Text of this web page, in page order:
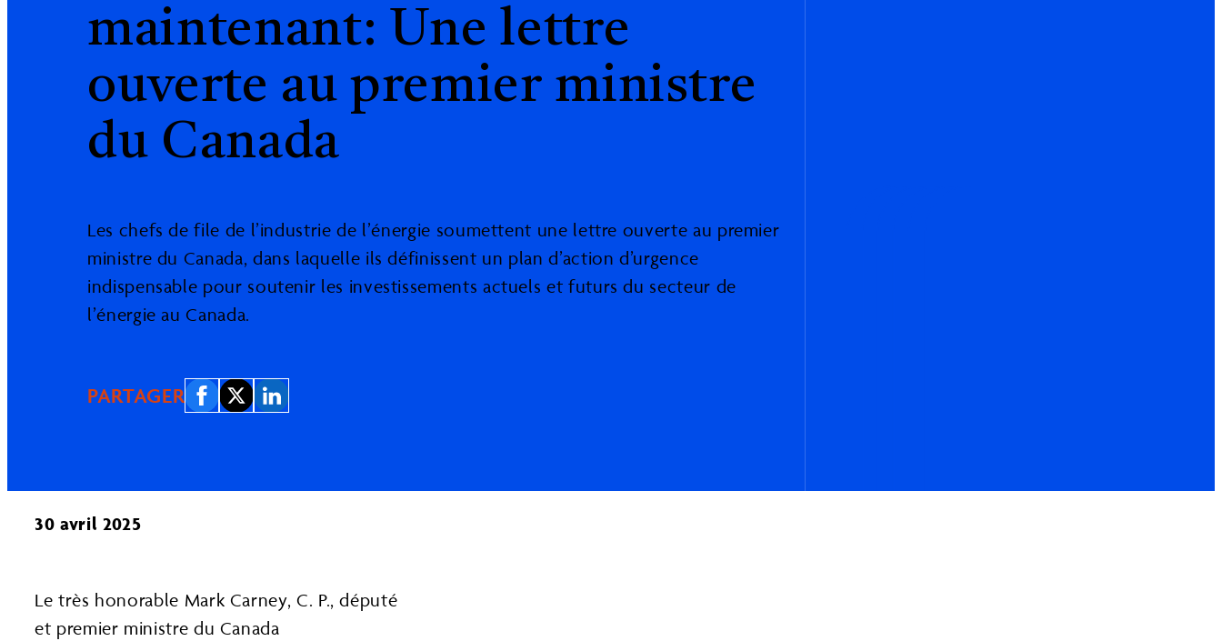
maintenant: Une lettre
ouverte au premier ministre
du Canada
Les chefs de file de l’industrie de l’énergie soumettent une lettre ouverte au premier
ministre du Canada, dans laquelle ils définissent un plan d’action d’urgence
indispensable pour soutenir les investissements actuels et futurs du secteur de
l’énergie au Canada.
PARTAGER Share on Facebook
Email this PageShare on LinkedIn
30 avril 2025
Le très honorable Mark Carney, C. P., député
et premier ministre du Canada